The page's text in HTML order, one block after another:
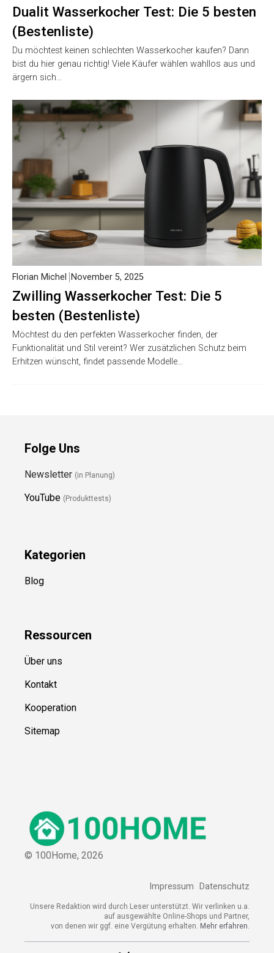
Dualit Wasserkocher Test: Die 5 besten
(Bestenliste)
Du möchtest keinen schlechten Wasserkocher kaufen? Dann
bist du hier genau richtig! Viele Käufer wählen wahllos aus und
ärgern sich…
Zwilling Wasserkocher Test: Die 5
besten (Bestenliste)
Florian Michel November 5, 2025
Möchtest du den perfekten Wasserkocher finden, der
Funktionalität und Stil vereint? Wer zusätzlichen Schutz beim
Erhitzen wünscht, findet passende Modelle…
Folge Uns
Newsletter (in Planung)
YouTube (Produkttests)
Kategorien
Blog
Ressourcen
Über uns
Kontakt
Kooperation
Sitemap
© 100Home, 2026
Impressum Datenschutz
Unsere Redaktion wird durch Leser unterstützt. Wir verlinken u.a.
auf ausgewählte Online-Shops und Partner,
von denen wir ggf. eine Vergütung erhalten. Mehr erfahren.